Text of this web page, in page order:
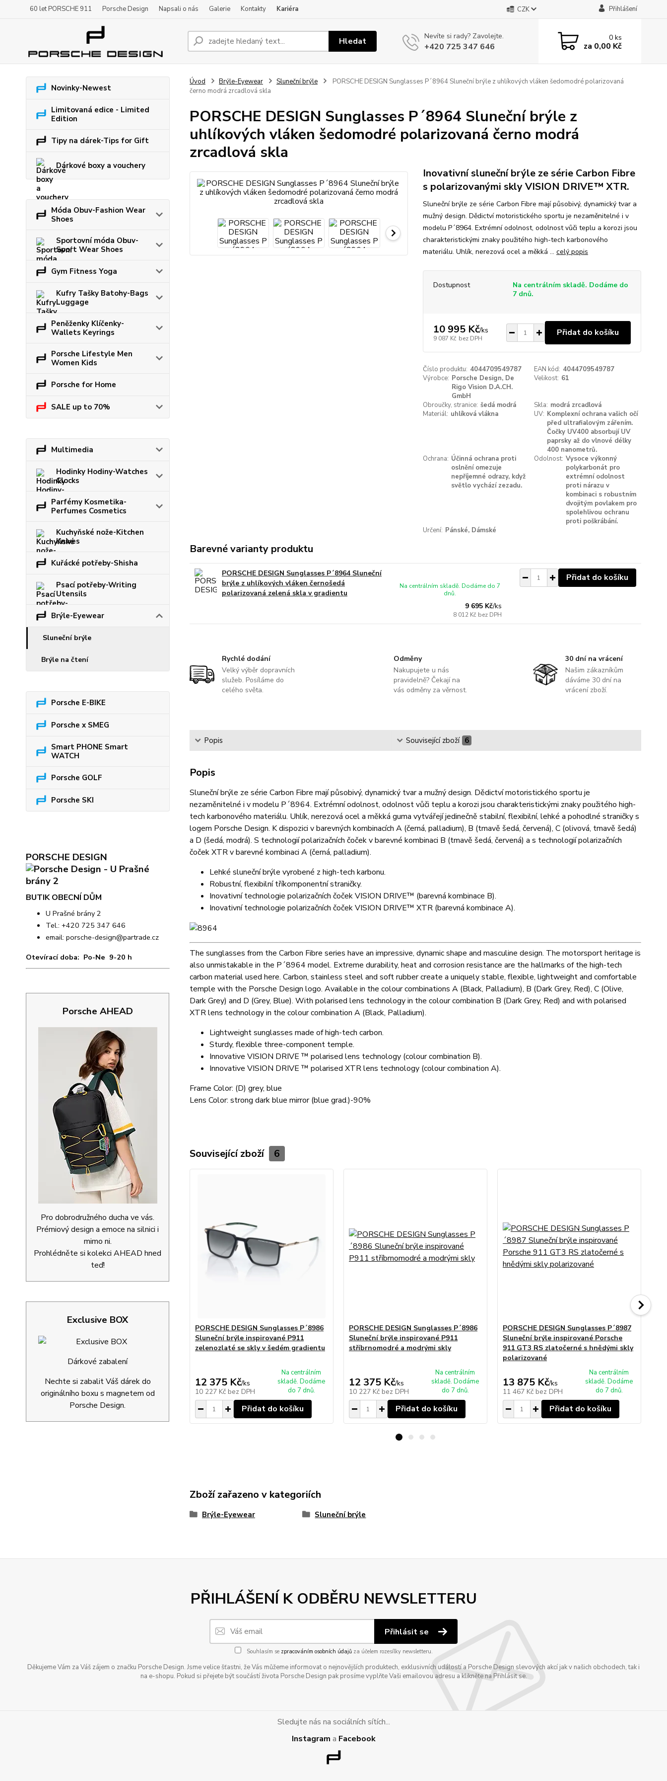
60 let PORSCHE 911 Porsche Design Napsali o nás Galerie Kontakty Kariéra CZK Přihlášení
Hledat Nevíte si rady? Zavolejte.
+420 725 347 646
0ks
za 0,00 Kč
Novinky-Newest
Limitovaná edice - Limited
Edition
Tipy na dárek-Tips for Gift
Dárkové boxy a vouchery
Móda Obuv-Fashion Wear
Shoes
Sportovní móda Obuv-
Sport Wear Shoes
Gym Fitness Yoga
Kufry Tašky Batohy-Bags
Luggage
Peněženky Klíčenky-
Wallets Keyrings
Porsche Lifestyle Men
Women Kids
Porsche for Home
SALE up to 70%
Multimedia
Hodinky Hodiny-Watches
Clocks
Parfémy Kosmetika-
Perfumes Cosmetics
Kuchyňské nože-Kitchen
Knives
Kuřácké potřeby-Shisha
Psací potřeby-Writing
Utensils
Brýle-Eyewear
Sluneční brýle
Brýle na čtení
Porsche E-BIKE
Porsche x SMEG
Smart PHONE Smart
WATCH
Porsche GOLF
Porsche SKI
PORSCHE DESIGN
BUTIK OBECNÍ DŮM
U Prašné brány 2
Tel.: +420 725 347 646
email: porsche-design@partrade.cz
Otevírací doba: Po-Ne 9-20 h
Porsche AHEAD
Pro dobrodružného ducha ve vás.
Prémiový design a emoce na silnici i
mimo ni.
Prohlédněte si kolekci AHEAD hned
teď!
Exclusive BOX
Dárkové zabalení
Nechte si zabalit Váš dárek do
originálního boxu s magnetem od
Porsche Design.
Úvod Brýle-Eyewear Sluneční brýle
PORSCHE DESIGN Sunglasses P´8964 Sluneční brýle z uhlíkových vláken šedomodré polarizovaná
černo modrá zrcadlová skla
PORSCHE DESIGN Sunglasses P´8964 Sluneční brýle z
uhlíkových vláken šedomodré polarizovaná černo modrá
zrcadlová skla
Inovativní sluneční brýle ze série Carbon Fibre
s polarizovanými skly VISION DRIVE™ XTR.
Sluneční brýle ze série Carbon Fibre mají působivý, dynamický tvar a
mužný design. Dědictví motoristického sportu je nezaměnitelné i v
modelu P´8964. Extrémní odolnost, odolnost vůči teplu a korozi jsou
charakteristickými znaky použitého high-tech karbonového
materiálu. Uhlík, nerezová ocel a měkká ... celý popis
Dostupnost
Na centrálním skladě. Dodáme do
7 dnů.
10 995 Kč/ks
9 087 Kč bez DPH
Přidat do košíku
Číslo produktu: 4044709549787 EAN kód: 4044709549787
Výrobce: Porsche Design, De
Rigo Vision D.A.CH.
GmbH
Velikost: 61
Obroučky, stranice: šedá modrá Skla: modrá zrcadlová
Materiál: uhlíková vlákna UV: Komplexní ochrana vašich očí
před ultrafialovým zářením.
Čočky UV400 absorbují UV
paprsky až do vlnové délky
400 nanometrů.
Ochrana: Účinná ochrana proti
oslnění omezuje
nepříjemné odrazy, když
světlo vychází zezadu.
Odolnost: Vysoce výkonný
polykarbonát pro
extrémní odolnost
proti nárazu v
kombinaci s robustním
dvojitým povlakem pro
spolehlivou ochranu
proti poškrábání.
Určení: Pánské, Dámské
Barevné varianty produktu
PORSCHE DESIGN Sunglasses P´8964 Sluneční
brýle z uhlíkových vláken černošedá
polarizovaná zelená skla v gradientu
9 695 Kč/ks
8 012 Kč bez DPH
Na centrálním skladě. Dodáme do 7
dnů.
Přidat do košíku
Rychlé dodání
Velký výběr dopravních
služeb. Posíláme do
celého světa.
Odměny
Nakupujete u nás
pravidelně? Čekají na
vás odměny za věrnost.
30 dní na vrácení
Našim zákazníkům
dáváme 30 dní na
vrácení zboží.
Popis Související zboží 6
Popis
Sluneční brýle ze série Carbon Fibre mají působivý, dynamický tvar a mužný design. Dědictví motoristického sportu je
nezaměnitelné i v modelu P´8964. Extrémní odolnost, odolnost vůči teplu a korozi jsou charakteristickými znaky použitého high-
tech karbonového materiálu. Uhlík, nerezová ocel a měkká guma vytvářejí jedinečně stabilní, flexibilní, lehké a pohodlné straničky s
logem Porsche Design. K dispozici v barevných kombinacích A (černá, palladium), B (tmavě šedá, červená), C (olivová, tmavě šedá)
a D (šedá, modrá). S technologií polarizačních čoček v barevné kombinaci B (tmavě šedá, červená) a s technologií polarizačních
čoček XTR v barevné kombinaci A (černá, palladium).
Lehké sluneční brýle vyrobené z high-tech karbonu.
Robustní, flexibilní tříkomponentní straničky.
Inovativní technologie polarizačních čoček VISION DRIVE™ (barevná kombinace B).
Inovativní technologie polarizačních čoček VISION DRIVE™ XTR (barevná kombinace A).
The sunglasses from the Carbon Fibre series have an impressive, dynamic shape and masculine design. The motorsport heritage is
also unmistakable in the P´8964 model. Extreme durability, heat and corrosion resistance are the hallmarks of the high-tech
carbon material used here. Carbon, stainless steel and soft rubber create a uniquely stable, flexible, lightweight and comfortable
temple with the Porsche Design logo. Available in the colour combinations A (Black, Palladium), B (Dark Grey, Red), C (Olive,
Dark Grey) and D (Grey, Blue). With polarised lens technology in the colour combination B (Dark Grey, Red) and with polarised
XTR lens technology in the colour combination A (Black, Palladium).
Lightweight sunglasses made of high-tech carbon.
Sturdy, flexible three-component temple.
Innovative VISION DRIVE ™ polarised lens technology (colour combination B).
Innovative VISION DRIVE ™ polarised XTR lens technology (colour combination A).
Frame Color: (D) grey, blue
Lens Color: strong dark blue mirror (blue grad.)-90%
Související zboží 6
PORSCHE DESIGN Sunglasses P´8986
Sluneční brýle inspirované P911
zelenozlaté se skly v šedém gradientu
12 375 Kč/ks
10 227 Kč bez DPH
Na centrálním
skladě. Dodáme
do 7 dnů.
Přidat do košíku
PORSCHE DESIGN Sunglasses P´8986
Sluneční brýle inspirované P911
stříbrnomodré a modrými skly
12 375 Kč/ks
10 227 Kč bez DPH
Na centrálním
skladě. Dodáme
do 7 dnů.
Přidat do košíku
PORSCHE DESIGN Sunglasses P´8987
Sluneční brýle inspirované Porsche
911 GT3 RS zlatočerné s hnědými skly
polarizované
13 875 Kč/ks
11 467 Kč bez DPH
Na centrálním
skladě. Dodáme
do 7 dnů.
Přidat do košíku
Zboží zařazeno v kategoriích
Brýle-Eyewear Sluneční brýle
PŘIHLÁŠENÍ K ODBĚRU NEWSLETTERU
Přihlásit se
Souhlasím se zpracováním osobních údajůza účelem rozesílky newsletteru.
Děkujeme Vám za Váš zájem o značku Porsche Design. Jsme velice šťastni, že Vás můžeme informovat o nejnovějších produktech, exklusivních událostí a Porsche Design slevových akcí jak v našich obchodech, tak i
na e-shopu. Pokud si přejete být součástí života Porsche Design pak prosíme vyplňte Vaši emailovou adresu a klikněte na Přihlásit se.
Sledujte nás na sociálních sítích...
Instagram a Facebook